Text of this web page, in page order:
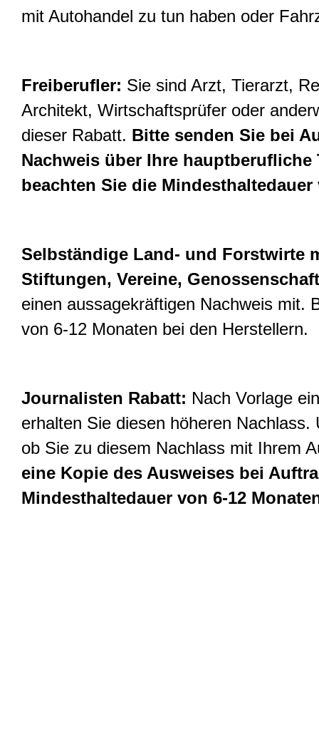
mit Autohandel zu tun haben oder
Freiberufler: Sie sind Arzt, Tierarzt,
Architekt, Wirtschaftsprüfer oder
dieser Rabatt. Bitte senden Sie bei
Nachweis über Ihre
beachten Sie die
Selbständige Land- und Forstwirte
Stiftungen, Vereine,
einen aussagekräftigen Nachweis mit.
von 6-12 Monaten bei den Herstellern.
Journalisten Rabatt: Nach Vorlage
erhalten Sie diesen höheren
ob Sie zu diesem Nachlass mit Ihrem
eine Kopie des Ausweises bei
Mindesthaltedauer von 6-12